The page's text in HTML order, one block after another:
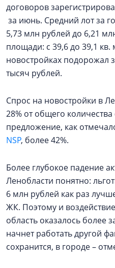
договоров
за июнь. Средний лот за
5,73 млн рублей до 6,21
площади: с 39,6 до 39,1 кв.
новостройках подорожал
тысяч рублей.
Спрос на новостройки в
28% от общего
предложение, как
NSP, более 42%.
Более глубокое падение
Ленобласти понятно:
6 млн рублей как раз
ЖК. Поэтому и
область оказалось более
начнет работать другой
сохранится, в городе –